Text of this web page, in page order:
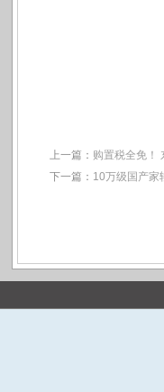
上一篇： 购置税全免！
下一篇： 10万级国产家